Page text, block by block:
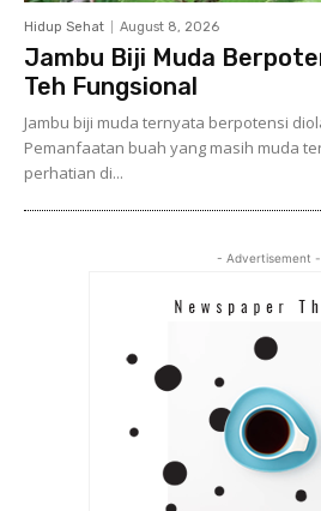
Hidup Sehat August 8, 2026
Jambu Biji Muda
Teh Fungsional
Jambu biji muda ternyata berpotensi
Pemanfaatan buah yang masih muda
perhatian di...
- Advertisement -